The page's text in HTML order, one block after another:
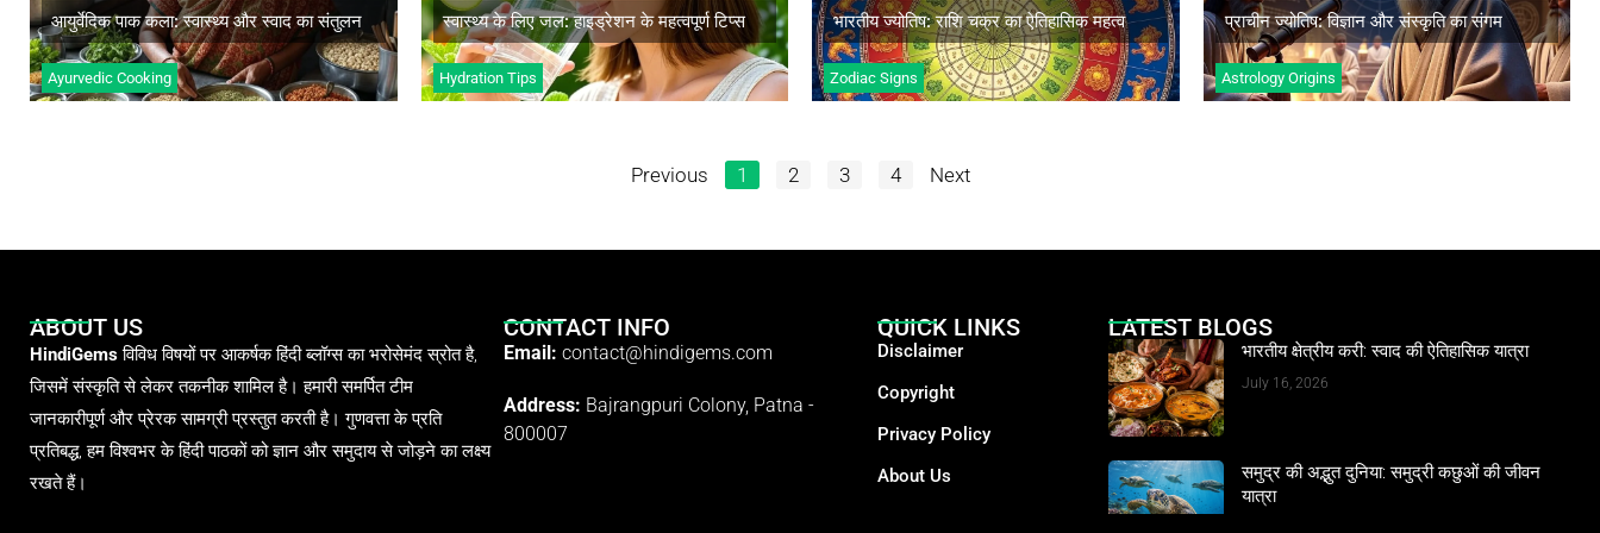
आयुर्वेदिक पाक कला: स्वास्थ्य और स्वाद का संतुलन
Ayurvedic Cooking
अधिक जानें स्वास्थ्य के लिए जल: हाइड्रेशन के महत्वपूर्ण टिप्स
Hydration Tips
अधिक जानें भारतीय ज्योतिष: राशि चक्र का ऐतिहासिक महत्व
Zodiac Signs
अधिक जानें प्राचीन ज्योतिष: विज्ञान और संस्कृति का संगम
Astrology Origins
अधिक जानें
Previous 1 2 3 4 Next
ABOUT US
HindiGemsविविध विषयों पर आकर्षक हिंदी ब्लॉग्स का भरोसेमंद स्रोत है,
जिसमें संस्कृति से लेकर तकनीक शामिल है। हमारी समर्पित टीम
जानकारीपूर्ण और प्रेरक सामग्री प्रस्तुत करती है। गुणवत्ता के प्रति
प्रतिबद्ध, हम विश्वभर के हिंदी पाठकों को ज्ञान और समुदाय से जोड़ने का लक्ष्य
रखते हैं।
CONTACT INFO
Email: contact@hindigems.com
Address: Bajrangpuri Colony, Patna -
800007
QUICK LINKS
Disclaimer
Copyright
Privacy Policy
About Us
LATEST BLOGS
भारतीय क्षेत्रीय करी: स्वाद की ऐतिहासिक यात्रा
July 16, 2026
समुद्र की अद्भुत दुनिया: समुद्री कछुओं की जीवन
यात्रा